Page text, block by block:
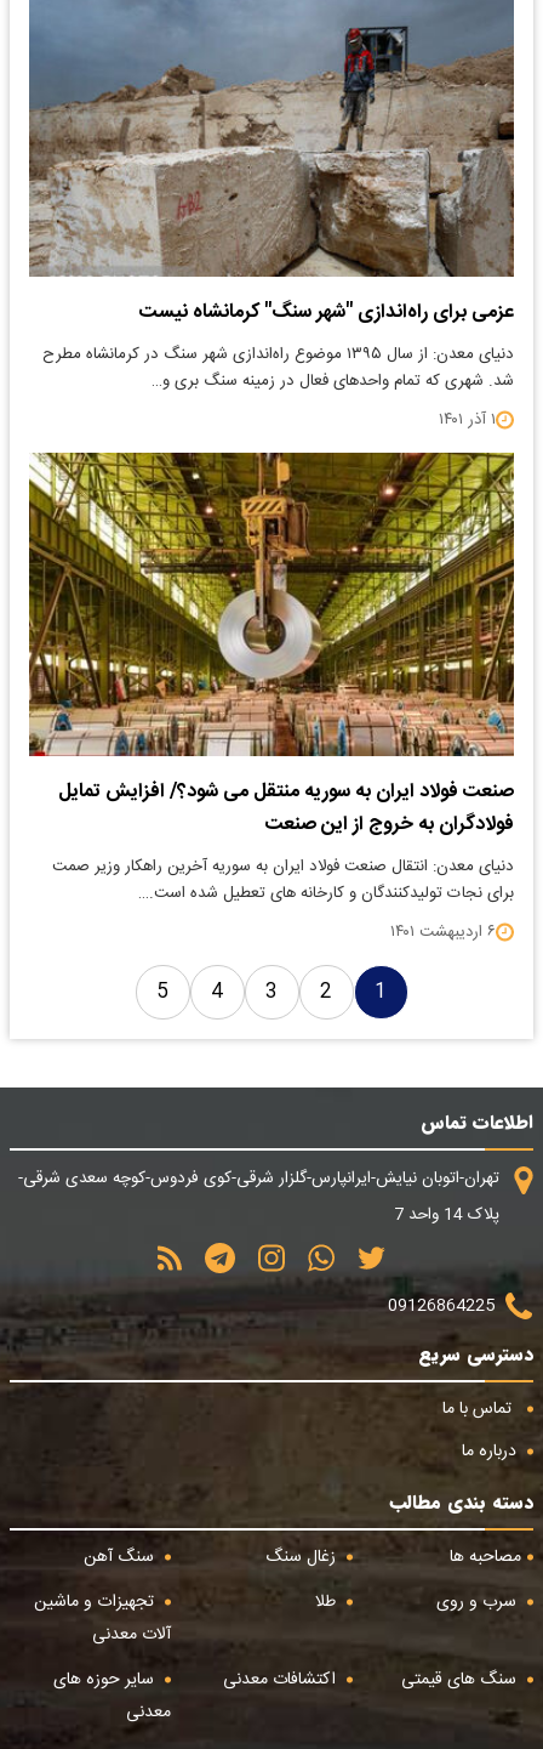
عزمی برای راه‌اندازی "شهر سنگ" کرمانشاه نیست
دنیای معدن: از سال ۱۳۹۵ موضوع راه‌اندازی شهر سنگ در کرمانشاه مطرح
شد. شهری که تمام واحدهای فعال در زمینه سنگ بری و…
۱ آذر ۱۴۰۱
صنعت فولاد ایران به سوریه منتقل می شود؟/ افزایش تمایل
فولادگران به خروج از این صنعت
دنیای معدن: انتقال صنعت فولاد ایران به سوریه آخرین راهکار وزیر صمت
برای نجات تولیدکنندگان و کارخانه های تعطیل شده است.…
۶ اردیبهشت ۱۴۰۱
1
2
3
4
5
اطلاعات تماس
تهران-اتوبان نیایش-ایرانپارس-گلزار شرقی-کوی فردوس-کوچه سعدی شرقی-
پلاک 14 واحد 7
09126864225
دسترسی سریع
تماس با ما
درباره ما
دسته بندی مطالب
مصاحبه ها
زغال سنگ
سنگ آهن
سرب و روی
طلا
تجهیزات و ماشین
آلات معدنی
سنگ های قیمتی
اکتشافات معدنی
سایر حوزه های
معدنی